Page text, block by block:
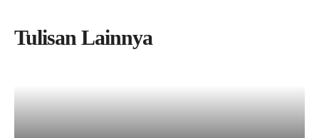
Tulisan Lainnya